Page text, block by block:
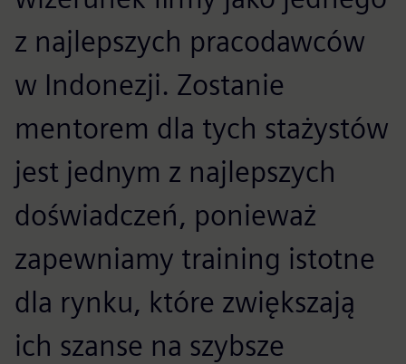
z najlepszych pracodawców
w Indonezji. Zostanie
mentorem dla tych stażystów
jest jednym z najlepszych
doświadczeń, ponieważ
zapewniamy training istotne
dla rynku, które zwiększają
ich szanse na szybsze